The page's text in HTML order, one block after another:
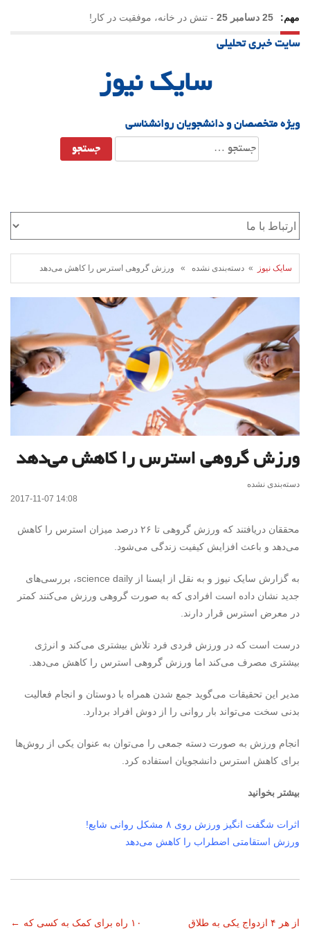
مهم: 25 دسامبر 25 - تنش در خانه، موفقیت در کار!
23 دسامبر 25
-یلدا؛ نماد تاب‌آوری اجتماعی در روزگار دشوار
سایت خبری تحلیلی
سایک نیوز
ویژه متخصصان و دانشجویان روانشناسی
جستجو
برای:
سایک نیوز » دسته‌بندی نشده » ورزش گروهی استرس را کاهش می‌دهد
ورزش گروهی استرس را کاهش می‌دهد
دسته‌بندی نشده
2017-11-07 14:08
محققان دریافتند که ورزش گروهی تا ۲۶ درصد میزان استرس را کاهش
می‌دهد و باعث افزایش کیفیت زندگی می‌شود.
به گزارش سایک نیوز و به نقل از ایسنا از science daily، بررسی‌های
جدید نشان داده است افرادی که به صورت گروهی ورزش می‌کنند کمتر
در معرض استرس قرار دارند.
درست است که در ورزش فردی فرد تلاش بیشتری می‌کند و انرژی
بیشتری مصرف می‌کند اما ورزش گروهی استرس را کاهش می‌دهد.
مدیر این تحقیقات می‌گوید جمع شدن همراه با دوستان و انجام فعالیت
بدنی سخت می‌تواند بار روانی را از دوش افراد بردارد.
انجام ورزش به صورت دسته جمعی را می‌توان به عنوان یکی از روش‌ها
برای کاهش استرس دانشجویان استفاده کرد.
بیشتر بخوانید
اثرات شگفت انگیز ورزش روی ۸ مشکل روانی شایع!
ورزش استقامتی اضطراب را کاهش می‌دهد
← ۱۰ راه برای کمک به کسی که
از هر ۴ ازدواج یکی به طلاق